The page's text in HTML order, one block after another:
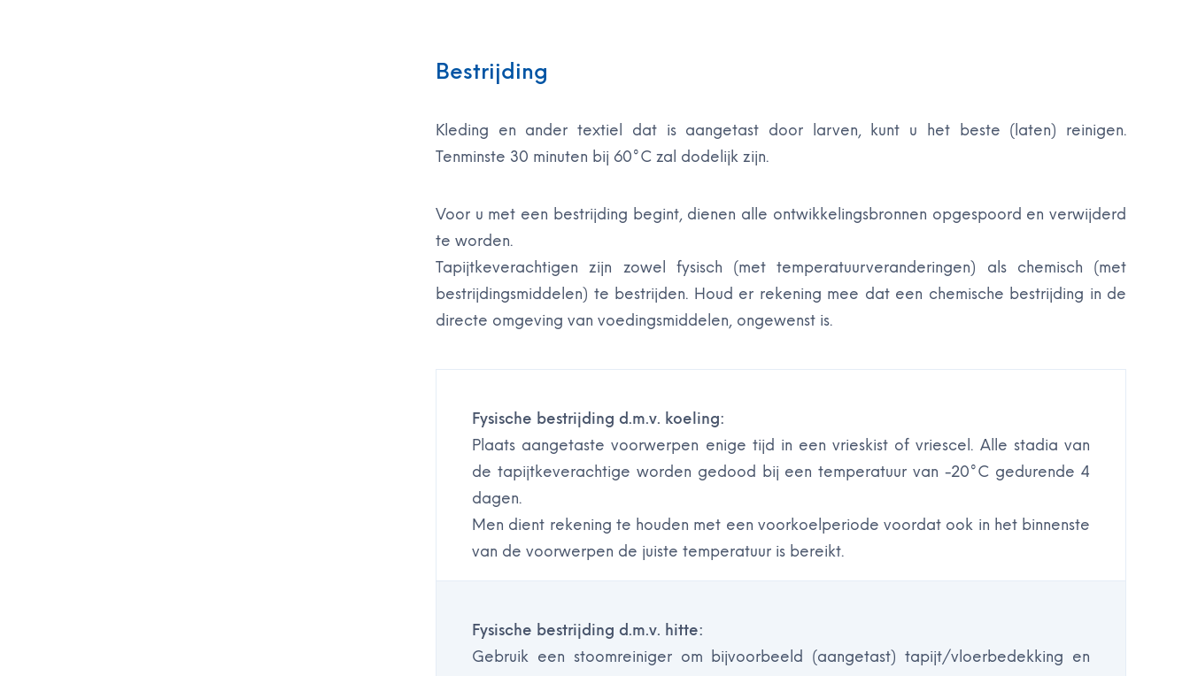
Bestrijding
Kleding en ander textiel dat is aangetast door larven, kunt u het beste (laten) reinigen.
Tenminste 30 minuten bij 60°C zal dodelijk zijn.
Voor u met een bestrijding begint, dienen alle ontwikkelingsbronnen opgespoord en verwijderd
te worden.
Tapijtkeverachtigen zijn zowel fysisch (met temperatuurveranderingen) als chemisch (met
bestrijdingsmiddelen) te bestrijden. Houd er rekening mee dat een chemische bestrijding in de
directe omgeving van voedingsmiddelen, ongewenst is.
Fysische bestrijding d.m.v. koeling:
Plaats aangetaste voorwerpen enige tijd in een vrieskist of vriescel. Alle stadia van
de tapijtkeverachtige worden gedood bij een temperatuur van -20°C gedurende 4
dagen.
Men dient rekening te houden met een voorkoelperiode voordat ook in het binnenste
van de voorwerpen de juiste temperatuur is bereikt.
Fysische bestrijding d.m.v. hitte:
Gebruik een stoomreiniger om bijvoorbeeld (aangetast) tapijt/vloerbedekking en